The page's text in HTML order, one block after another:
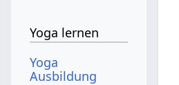
Yoga lernen
Yoga
Ausbildung